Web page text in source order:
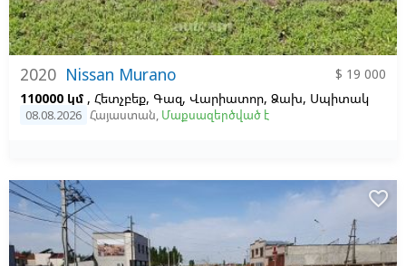
2020 Nissan Murano
$ 19 000
110000 կմ , Հետչբեք, Գազ, Վարիատոր, Ձախ, Սպիտակ
08.08.2026 Հայաստան, Մաքսազերծված է
favorite_border